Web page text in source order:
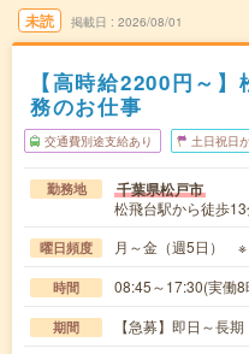
未読 掲載日 2026/08/01
【高時給2200円～
務のお仕事
交通費別途支給あり 土日祝日
勤務地 千葉県松戸市
松飛台駅から徒歩
曜日頻度 月～金（週5日） ※
時間 08:45～17:30(実働
期間 【急募】即日～長